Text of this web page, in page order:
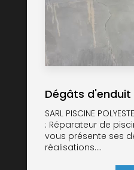
Dégâts d'enduit
SARL PISCINE
: Réparateur de
vous présente ses
réalisations....